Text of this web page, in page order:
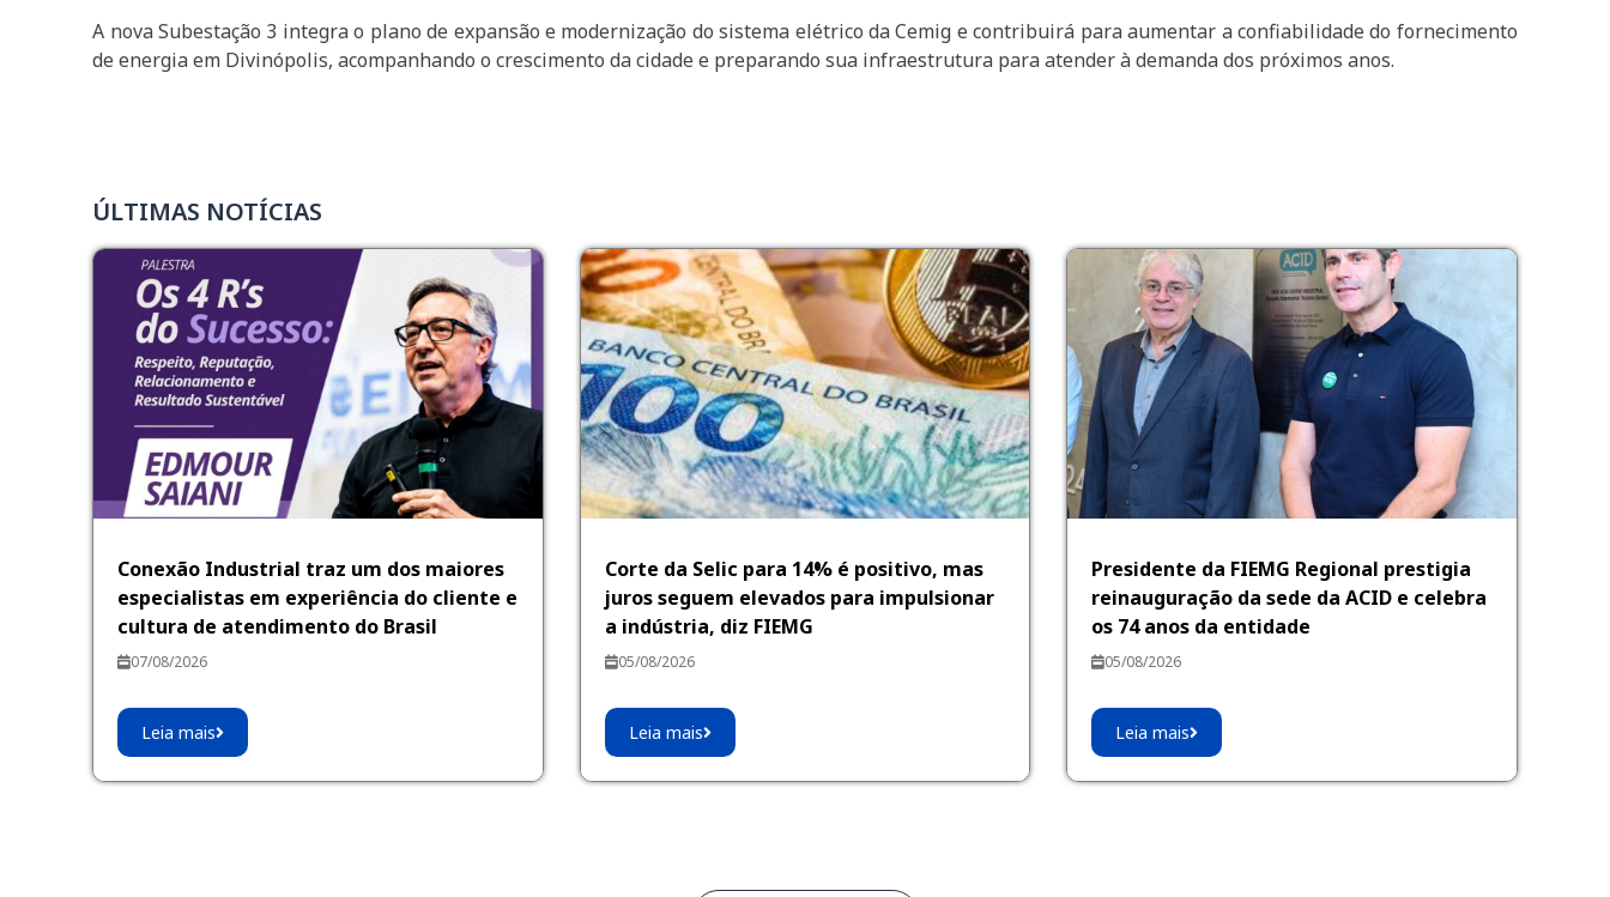
A nova Subestação 3 integra o plano de expansão e modernização do sistema elétrico da Cemig e contribuirá para aumentar a confiabilidade do fornecimento
de energia em Divinópolis, acompanhando o crescimento da cidade e preparando sua infraestrutura para atender à demanda dos próximos anos.
ÚLTIMAS NOTÍCIAS
Conexão Industrial traz um dos maiores
especialistas em experiência do cliente e
cultura de atendimento do Brasil
07/08/2026
Leia mais
Corte da Selic para 14% é positivo, mas
juros seguem elevados para impulsionar
a indústria, diz FIEMG
05/08/2026
Leia mais
Presidente da FIEMG Regional prestigia
reinauguração da sede da ACID e celebra
os 74 anos da entidade
05/08/2026
Leia mais